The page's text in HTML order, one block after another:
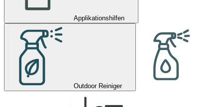
Applikationshilfen
Outdoor Reiniger